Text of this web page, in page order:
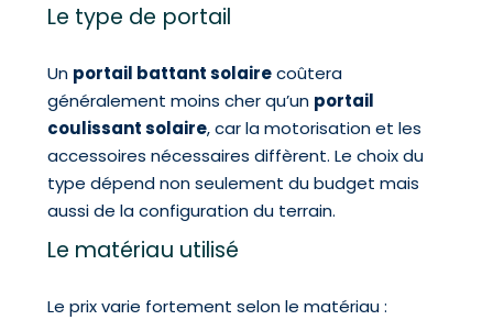
Le type de portail
Un portail battant solairecoûtera
généralement moins cher qu’un portail
coulissant solaire, car la motorisation et les
accessoires nécessaires diffèrent. Le choix du
type dépend non seulement du budget mais
aussi de la configuration du terrain.
Le matériau utilisé
Le prix varie fortement selon le matériau :